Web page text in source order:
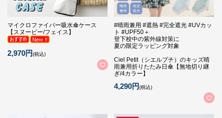
マイクロファイバー吸水傘ケース
【スヌーピー/フェイス】
2,970円(税込)
#晴雨兼用 #遮熱 #完全遮光 #UVカッ
ト #UPF50＋
登下校中の紫外線対策に
夏の限定ラッピング対象
Ciel Petit（シエルプチ）のキッズ晴
雨兼用折りたたみ日傘【無地切り継
ぎ/4カラー】
4,290円(税込)